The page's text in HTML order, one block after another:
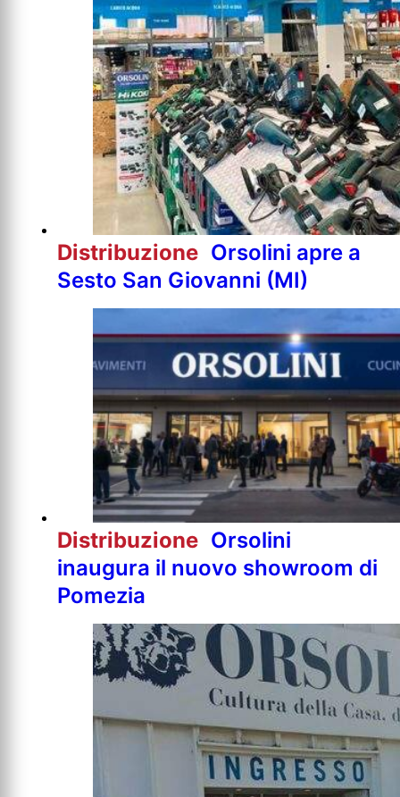
Distribuzione Orsolini apre a
Sesto San Giovanni (MI)
Distribuzione Orsolini
inaugura il nuovo showroom di
Pomezia